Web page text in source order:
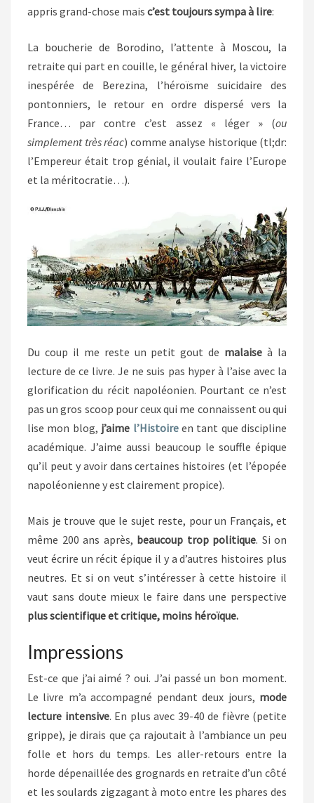
appris grand-chose mais c’est toujours sympa à lire:
La boucherie de Borodino, l’attente à Moscou, la
retraite qui part en couille, le général hiver, la victoire
inespérée de Berezina, l’héroïsme suicidaire des
pontonniers, le retour en ordre dispersé vers la
France… par contre c’est assez « léger » (ou
simplement très réac) comme analyse historique (tl;dr:
l’Empereur était trop génial, il voulait faire l’Europe
et la méritocratie…).
Du coup il me reste un petit gout de malaiseà la
lecture de ce livre. Je ne suis pas hyper à l’aise avec la
glorification du récit napoléonien. Pourtant ce n’est
pas un gros scoop pour ceux qui me connaissent ou qui
lise mon blog, j’aime l’Histoireen tant que discipline
académique. J’aime aussi beaucoup le souffle épique
qu’il peut y avoir dans certaines histoires (et l’épopée
napoléonienne y est clairement propice).
Mais je trouve que le sujet reste, pour un Français, et
même 200 ans après, beaucoup trop politique. Si on
veut écrire un récit épique il y a d’autres histoires plus
neutres. Et si on veut s’intéresser à cette histoire il
vaut sans doute mieux le faire dans une perspective
plus scientifique et critique, moins héroïque.
Impressions
Est-ce que j’ai aimé ? oui. J’ai passé un bon moment.
Le livre m’a accompagné pendant deux jours, mode
lecture intensive. En plus avec 39-40 de fièvre (petite
grippe), je dirais que ça rajoutait à l’ambiance un peu
folle et hors du temps. Les aller-retours entre la
horde dépenaillée des grognards en retraite d’un côté
et les soulards zigzagant à moto entre les phares des